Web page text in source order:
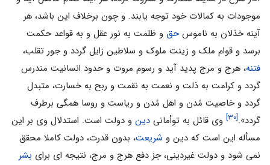
موجودات به کمالات خود توجه یابند. و چون برخلاف این باشد، هر
آینه خذلان به ناموسحق و ظلمت به نور عقل و به قواعد حکمت
برسد و قوام ملک و زینت ملوک و سلاطین زایل گردد و جور تقلب،
فتنه، هرج و مرج پدید آید و رسوم مروت و حدود انسانیت مندرس
گردد و کرامت به ذلت و نعمت به نقمت و ربح به خسارت، متبدل
گردد و خاصیت مُدن و اهل مُدن و ریاست و روسا همگی برطرف
گردد».[۳۰] وی قائل به توأمانی دین و دولت است. استدلال وی بر این
مسأله این است که دین و شریعت، بدون قدرت، دولت کاملا محقق
نمی شود و دولت غیردینی، جز دفع هرج و مرج، نتیجه ای برای بشر